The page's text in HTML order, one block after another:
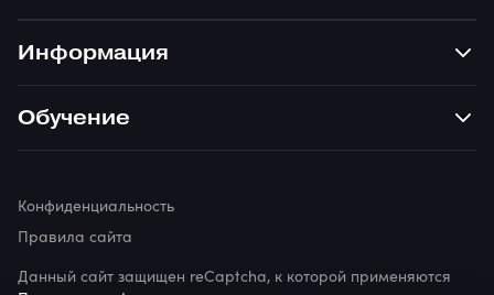
Информация
Обучение
Данный сайт защищен reCaptcha, к которой применяются
Конфиденциальность
Правила сайта